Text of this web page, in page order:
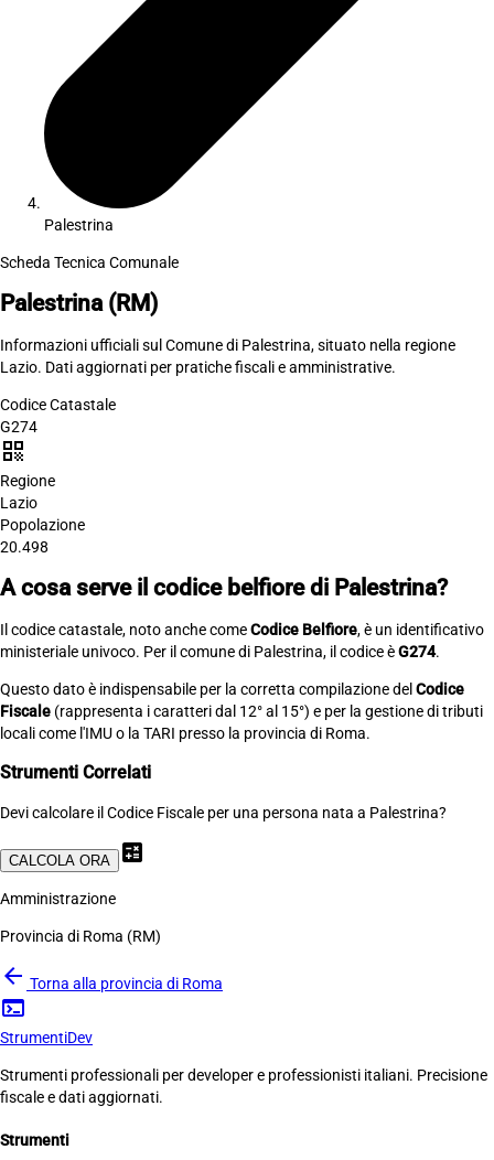
Palestrina
Scheda Tecnica Comunale
Palestrina (RM)
Informazioni ufficiali sul Comune di Palestrina, situato nella regione
Lazio. Dati aggiornati per pratiche fiscali e amministrative.
Codice Catastale
G274
qr_code
Regione
Lazio
Popolazione
20.498
A cosa serve il codice belfiore di Palestrina?
Il codice catastale, noto anche comeCodice Belfiore, è un identificativo
ministeriale univoco. Per il comune di Palestrina, il codice èG274.
Questo dato è indispensabile per la corretta compilazione del Codice
Fiscale (rappresenta i caratteri dal 12° al 15°) e per la gestione di tributi
locali come l'IMU o la TARI presso la provincia di Roma.
Strumenti Correlati
Devi calcolare il Codice Fiscale per una persona nata a Palestrina?
CALCOLA ORA calculate
Amministrazione
Provincia di Roma (RM)
arrow_back Torna alla provincia di Roma
terminal
StrumentiDev
Strumenti professionali per developer e professionisti italiani. Precisione
fiscale e dati aggiornati.
Strumenti